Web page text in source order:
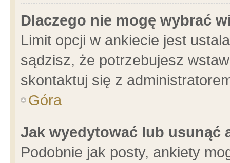
Dlaczego nie mogę wybrać
Limit opcji w ankiecie jest
sądzisz, że potrzebujesz
skontaktuj się z
Góra
Jak wyedytować lub usunąć
Podobnie jak posty, ankiety